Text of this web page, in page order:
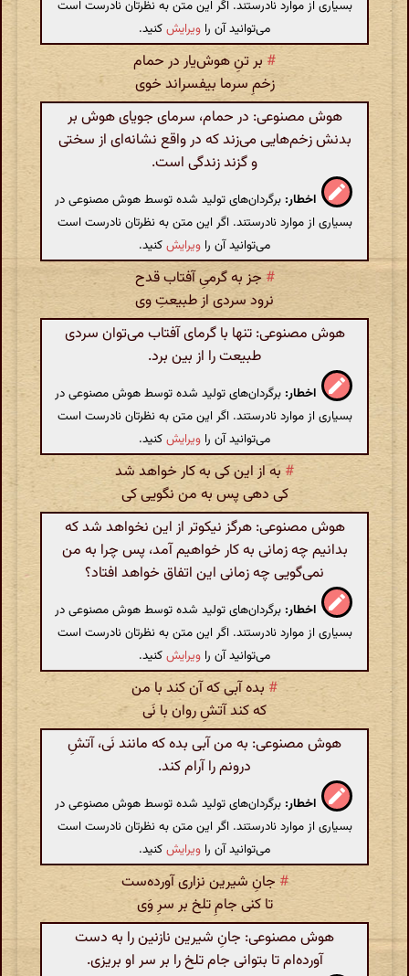
بسیاری از موارد نادرستند. اگر این متن به نظرتان نادرست است
می‌توانید آن را ویرایشکنید.
# بر تنِ هوش‌یار در حمام
زخمِ سرما بیفسراند خوی
هوش مصنوعی: در حمام، سرمای جویای هوش بر
بدنش زخم‌هایی می‌زند که در واقع نشانه‌ای از سختی
و گزند زندگی است.
اخطار: برگردان‌های تولید شده توسط هوش مصنوعی در
بسیاری از موارد نادرستند. اگر این متن به نظرتان نادرست است
می‌توانید آن را ویرایشکنید.
# جز به گرمیِ آفتاب قدح
نرود سردی از طبیعتِ وی
هوش مصنوعی: تنها با گرمای آفتاب می‌توان سردی
طبیعت را از بین برد.
اخطار: برگردان‌های تولید شده توسط هوش مصنوعی در
بسیاری از موارد نادرستند. اگر این متن به نظرتان نادرست است
می‌توانید آن را ویرایشکنید.
# به از این کی به کار خواهد شد
کی دهی پس به من نگویی کی
هوش مصنوعی: هرگز نیکوتر از این نخواهد شد که
بدانیم چه زمانی به کار خواهیم آمد، پس چرا به من
نمی‌گویی چه زمانی این اتفاق خواهد افتاد؟
اخطار: برگردان‌های تولید شده توسط هوش مصنوعی در
بسیاری از موارد نادرستند. اگر این متن به نظرتان نادرست است
می‌توانید آن را ویرایشکنید.
# بده آبی که آن کند با من
که کند آتشِ روان با نَی
هوش مصنوعی: به من آبی بده که مانند نَی، آتشِ
درونم را آرام کند.
اخطار: برگردان‌های تولید شده توسط هوش مصنوعی در
بسیاری از موارد نادرستند. اگر این متن به نظرتان نادرست است
می‌توانید آن را ویرایشکنید.
# جانِ شیرین نزاری آورده‌ست
تا کنی جامِ تلخ بر سرِ وَی
هوش مصنوعی: جانِ شیرین نازنین را به دست
آورده‌ام تا بتوانی جام تلخ را بر سر او بریزی.